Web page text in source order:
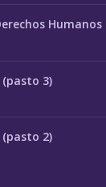
Humanos
(pasto 3)
(pasto 2)